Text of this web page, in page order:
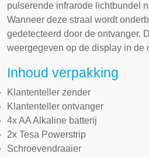
pulserende infrarode lichtbundel
Wanneer deze straal wordt
gedetecteerd door de ontvanger.
weergegeven op de display in de
Inhoud verpakking
Klantenteller zender
Klantenteller ontvanger
4x AA Alkaline batterij
2x Tesa Powerstrip
Schroevendraaier